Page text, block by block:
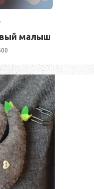
малыш